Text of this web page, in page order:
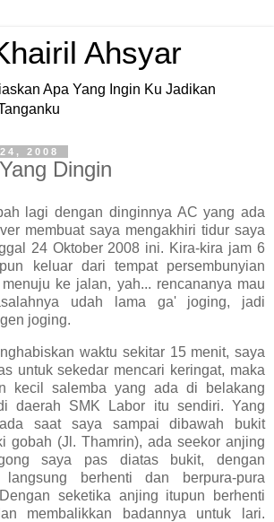
Ahsyar
Apa Yang Ingin Ku Jadikan
2008
Dingin
lagi dengan dinginnya AC yang ada
membuat saya mengakhiri tidur saya
24 Oktober 2008 ini. Kira-kira jam 6
keluar dari tempat persembunyian
ke jalan, yah... rencananya mau
udah lama ga' joging, jadi
joging.
waktu sekitar 15 menit, saya
untuk sekedar mencari keringat, maka
kecil salemba yang ada di belakang
daerah SMK Labor itu sendiri. Yang
saat saya sampai dibawah bukit
gobah (Jl. Thamrin), ada seekor anjing
saya pas diatas bukit, dengan
berhenti dan berpura-pura
seketika anjing itupun berhenti
membalikkan badannya untuk lari.